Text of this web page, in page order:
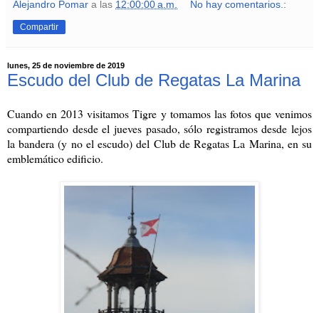
Alejandro Pomar a las 12:00:00 a.m. No hay comentarios.:
Compartir
lunes, 25 de noviembre de 2019
Escudo del Club de Regatas La Marina
Cuando en 2013 visitamos Tigre y tomamos las fotos que venimos
compartiendo desde el jueves pasado, sólo registramos desde lejos
la bandera (y no el escudo) del Club de Regatas La Marina, en su
emblemático edificio.